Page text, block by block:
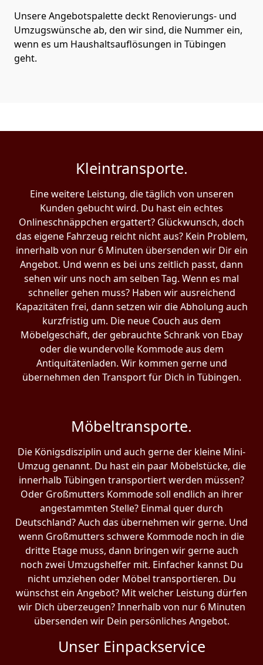
Unsere Angebotspalette deckt Renovierungs- und
Umzugswünsche ab, den wir sind, die Nummer ein,
wenn es um Haushaltsauflösungen in Tübingen
geht.
Kleintransporte.
Eine weitere Leistung, die täglich von unseren
Kunden gebucht wird. Du hast ein echtes
Onlineschnäppchen ergattert? Glückwunsch, doch
das eigene Fahrzeug reicht nicht aus? Kein Problem,
innerhalb von nur 6 Minuten übersenden wir Dir ein
Angebot. Und wenn es bei uns zeitlich passt, dann
sehen wir uns noch am selben Tag. Wenn es mal
schneller gehen muss? Haben wir ausreichend
Kapazitäten frei, dann setzen wir die Abholung auch
kurzfristig um. Die neue Couch aus dem
Möbelgeschäft, der gebrauchte Schrank von Ebay
oder die wundervolle Kommode aus dem
Antiquitätenladen. Wir kommen gerne und
übernehmen den Transport für Dich in Tübingen.
Möbeltransporte.
Die Königsdisziplin und auch gerne der kleine Mini-
Umzug genannt. Du hast ein paar Möbelstücke, die
innerhalb Tübingen transportiert werden müssen?
Oder Großmutters Kommode soll endlich an ihrer
angestammten Stelle? Einmal quer durch
Deutschland? Auch das übernehmen wir gerne. Und
wenn Großmutters schwere Kommode noch in die
dritte Etage muss, dann bringen wir gerne auch
noch zwei Umzugshelfer mit. Einfacher kannst Du
nicht umziehen oder Möbel transportieren. Du
wünschst ein Angebot? Mit welcher Leistung dürfen
wir Dich überzeugen? Innerhalb von nur 6 Minuten
übersenden wir Dein persönliches Angebot.
Unser Einpackservice